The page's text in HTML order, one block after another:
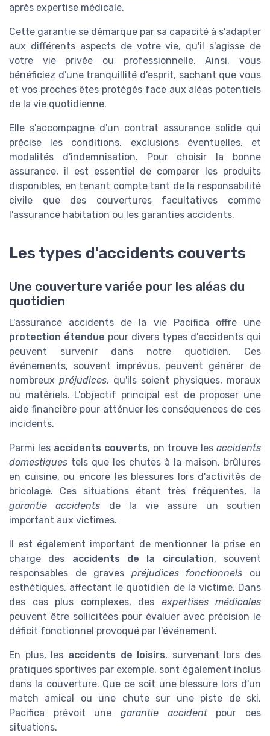
après expertise médicale.
Cette garantie se démarque par sa capacité à s'adapter
aux différents aspects de votre vie, qu'il s'agisse de
votre vie privée ou professionnelle. Ainsi, vous
bénéficiez d'une tranquillité d'esprit, sachant que vous
et vos proches êtes protégés face aux aléas potentiels
de la vie quotidienne.
Elle s'accompagne d'un contrat assurance solide qui
précise les conditions, exclusions éventuelles, et
modalités d'indemnisation. Pour choisir la bonne
assurance, il est essentiel de comparer les produits
disponibles, en tenant compte tant de la responsabilité
civile que des couvertures facultatives comme
l'assurance habitation ou les garanties accidents.
Les types d'accidents couverts
Une couverture variée pour les aléas du
quotidien
L'assurance accidents de la vie Pacifica offre une
protection étendue pour divers types d'accidents qui
peuvent survenir dans notre quotidien. Ces
événements, souvent imprévus, peuvent générer de
nombreux préjudices, qu'ils soient physiques, moraux
ou matériels. L'objectif principal est de proposer une
aide financière pour atténuer les conséquences de ces
incidents.
Parmi les accidents couverts, on trouve les accidents
domestiques tels que les chutes à la maison, brûlures
en cuisine, ou encore les blessures lors d'activités de
bricolage. Ces situations étant très fréquentes, la
garantie accidents de la vie assure un soutien
important aux victimes.
Il est également important de mentionner la prise en
charge des accidents de la circulation, souvent
responsables de graves préjudices fonctionnels ou
esthétiques, affectant le quotidien de la victime. Dans
des cas plus complexes, des expertises médicales
peuvent être sollicitées pour évaluer avec précision le
déficit fonctionnel provoqué par l'événement.
En plus, les accidents de loisirs, survenant lors des
pratiques sportives par exemple, sont également inclus
dans la couverture. Que ce soit une blessure lors d'un
match amical ou une chute sur une piste de ski,
Pacifica prévoit une garantie accidentpour ces
situations.